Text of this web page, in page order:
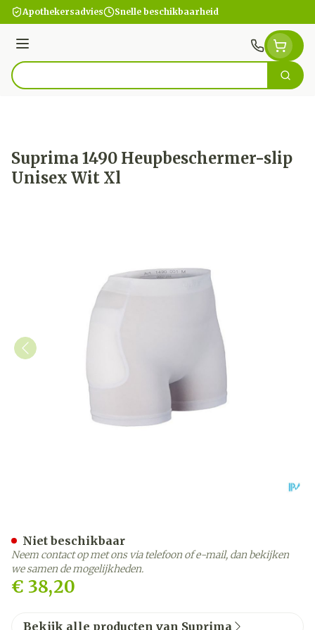
Ga naar de inhoud
Apothekersadvies Snelle beschikbaarheid
Menu
Product, merk, categorie... Zoek
Suprima 1490 Heupbeschermer-slip
Unisex Wit Xl
€ 38,20
Niet beschikbaar
Neem contact op met ons via telefoon of e-mail, dan bekijken
we samen de mogelijkheden.
Bekijk alle producten van Suprima